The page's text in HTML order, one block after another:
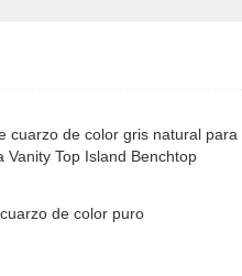
cuarzo de color gris natural para
Vanity Top Island Benchtop
de color puro